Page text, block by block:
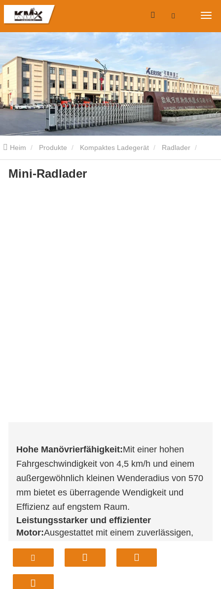
Heim Produkte Kompaktes Ladegerät Radlader
Mini-Radlader
Mini-Radlader
Hohe Manövrierfähigkeit:Mit einer hohen
Fahrgeschwindigkeit von 4,5 km/h und einem
außergewöhnlich kleinen Wenderadius von 570
mm bietet es überragende Wendigkeit und
Effizienz auf engstem Raum.
Leistungsstarker und effizienter
Motor:Ausgestattet mit einem zuverlässigen,
robuste Leistung bei hoher Kraftstoffeffizienz
(theoretischer Verbrauch: 10 l/h) bei
Verwendung von Standardbenzin der